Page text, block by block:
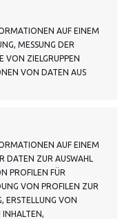
AUF EINEM
MESSUNG DER
VON ZIELGRUPPEN
VON DATEN AUS
AUF EINEM
DATEN ZUR AUSWAHL
PROFILEN FÜR
VON PROFILEN ZUR
ERSTELLUNG VON
INHALTEN,
NEMSDORF-G